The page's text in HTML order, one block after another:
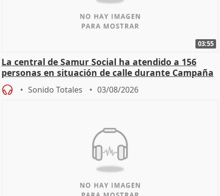
03:55
La central de Samur Social ha atendido a 156
personas en situación de calle durante Campaña
de Calor
Sonido Totales 03/08/2026